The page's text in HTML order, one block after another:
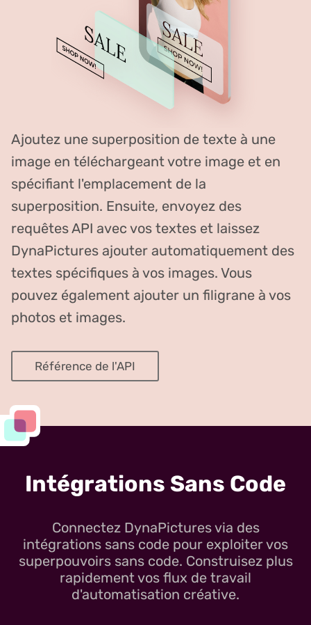
Ajoutez une superposition de texte à une
image en téléchargeant votre image et en
spécifiant l'emplacement de la
superposition. Ensuite, envoyez des
requêtes API avec vos textes et laissez
DynaPictures ajouter automatiquement des
textes spécifiques à vos images. Vous
pouvez également ajouter un filigrane à vos
photos et images.
Référence de l'API
Intégrations Sans Code
Connectez DynaPictures via des
intégrations sans code pour exploiter vos
superpouvoirs sans code. Construisez plus
rapidement vos flux de travail
d'automatisation créative.